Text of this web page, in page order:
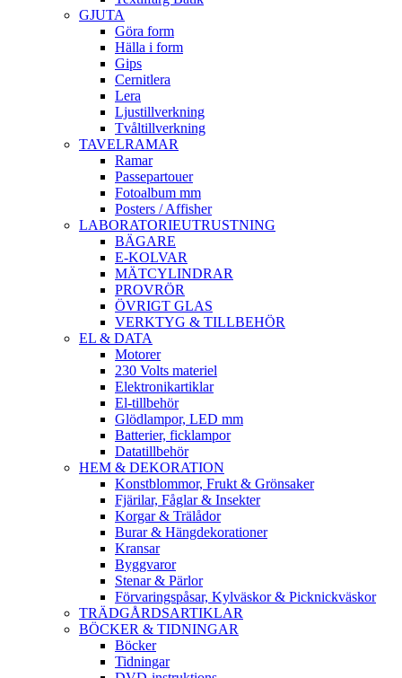
GJUTA
Göra form
Hälla i form
Gips
Cernitlera
Lera
Ljustillverkning
Tvåltillverkning
TAVELRAMAR
Ramar
Passepartouer
Fotoalbum mm
Posters / Affisher
LABORATORIEUTRUSTNING
BÄGARE
E-KOLVAR
MÄTCYLINDRAR
PROVRÖR
ÖVRIGT GLAS
VERKTYG & TILLBEHÖR
EL & DATA
Motorer
230 Volts materiel
Elektronikartiklar
El-tillbehör
Glödlampor, LED mm
Batterier, ficklampor
Datatillbehör
HEM & DEKORATION
Konstblommor, Frukt & Grönsaker
Fjärilar, Fåglar & Insekter
Korgar & Trälådor
Burar & Hängdekorationer
Kransar
Byggvaror
Stenar & Pärlor
Förvaringspåsar, Kylväskor & Picknickväskor
TRÄDGÅRDSARTIKLAR
BÖCKER & TIDNINGAR
Böcker
Tidningar